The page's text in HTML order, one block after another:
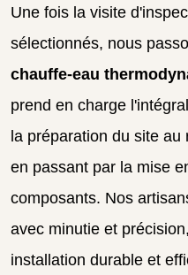
Une fois la visite
sélectionnés, nous
chauffe-eau
prend en charge
la préparation du site
en passant par la mise
composants. Nos
avec minutie et
installation durable et